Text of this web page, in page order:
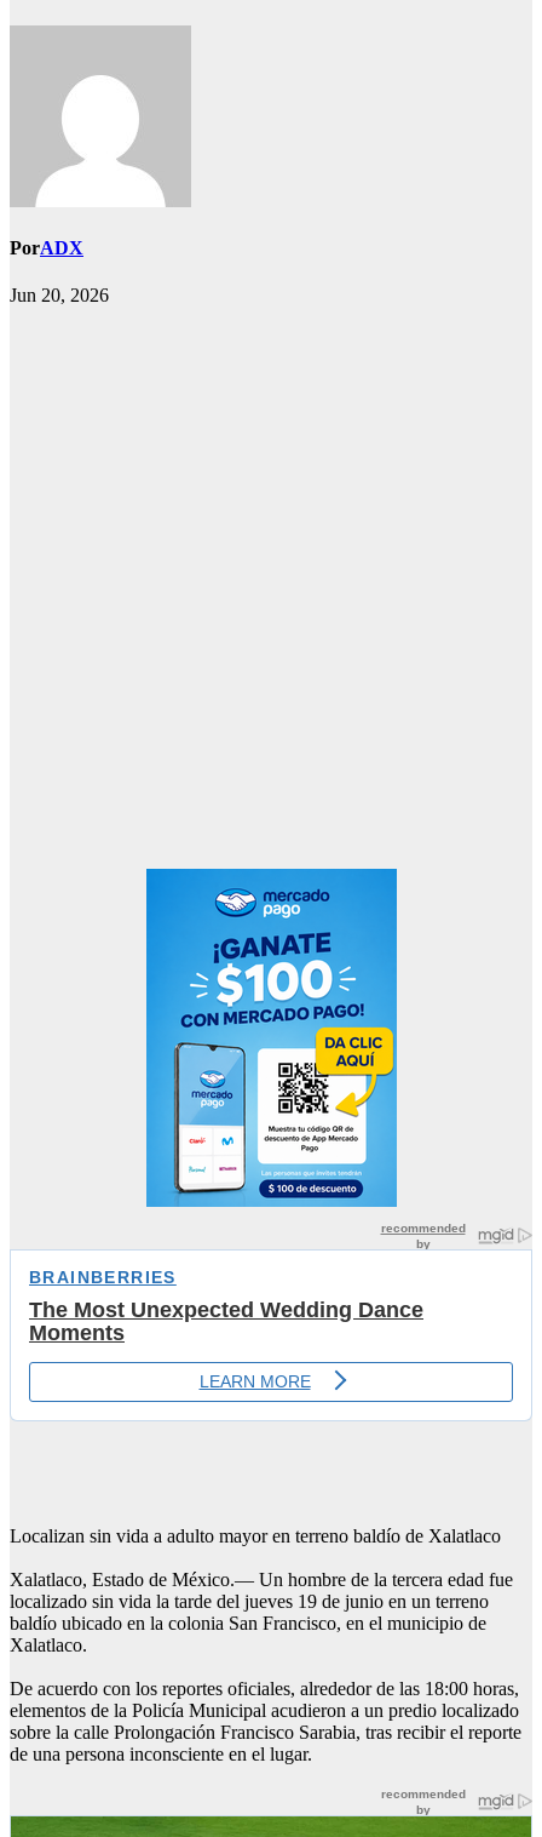
PorADX
Jun 20, 2026
Localizan sin vida a adulto mayor en terreno baldío de Xalatlaco
Xalatlaco, Estado de México.— Un hombre de la tercera edad fue
localizado sin vida la tarde del jueves 19 de junio en un terreno
baldío ubicado en la colonia San Francisco, en el municipio de
Xalatlaco.
De acuerdo con los reportes oficiales, alrededor de las 18:00 horas,
elementos de la Policía Municipal acudieron a un predio localizado
sobre la calle Prolongación Francisco Sarabia, tras recibir el reporte
de una persona inconsciente en el lugar.